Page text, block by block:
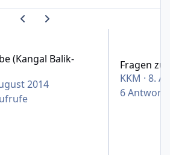
Vorherige Karussell-Folie
Nächste Karussell-Folie
(Kangal Balik-
2014
Fragen zu
KKM ·8.
6